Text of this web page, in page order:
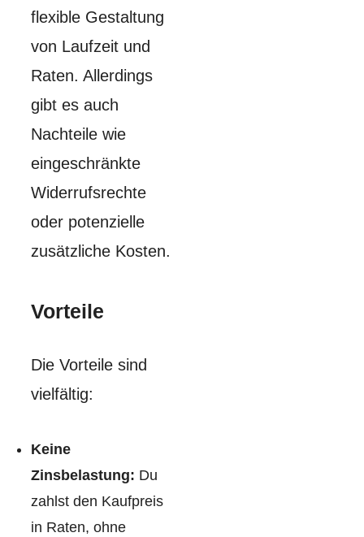
flexible Gestaltung
von Laufzeit und
Raten. Allerdings
gibt es auch
Nachteile wie
eingeschränkte
Widerrufsrechte
oder potenzielle
zusätzliche Kosten.
Vorteile
Die Vorteile sind
vielfältig:
Keine
Zinsbelastung: Du
zahlst den Kaufpreis
in Raten, ohne